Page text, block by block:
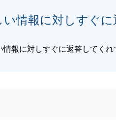
い情報に対しすぐ
情報に対しすぐに返答してくれ